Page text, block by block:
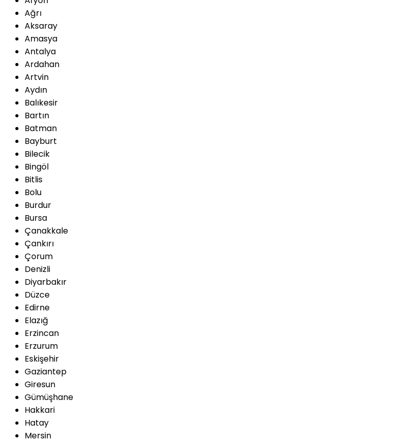
Ağrı
Aksaray
Amasya
Antalya
Ardahan
Artvin
Aydın
Balıkesir
Bartın
Batman
Bayburt
Bilecik
Bingöl
Bitlis
Bolu
Burdur
Bursa
Çanakkale
Çankırı
Çorum
Denizli
Diyarbakır
Düzce
Edirne
Elazığ
Erzincan
Erzurum
Eskişehir
Gaziantep
Giresun
Gümüşhane
Hakkari
Hatay
Mersin